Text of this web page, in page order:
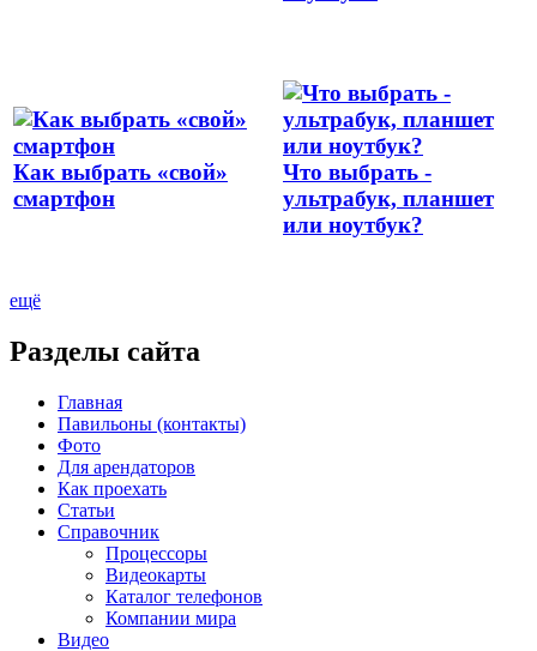
Как выбрать «свой»
смартфон
Что выбрать -
ультрабук, планшет
или ноутбук?
ещё
Разделы сайта
Главная
Павильоны (контакты)
Фото
Для арендаторов
Как проехать
Статьи
Справочник
Процессоры
Видеокарты
Каталог телефонов
Компании мира
Видео